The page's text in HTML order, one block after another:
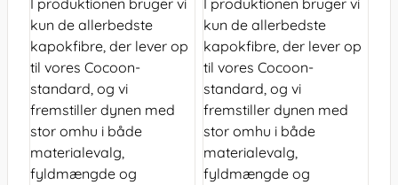
I produktionen bruger vi
kun de allerbedste
kapokfibre, der lever op
til vores Cocoon-
standard, og vi
fremstiller dynen med
stor omhu i både
materialevalg,
fyldmængde og
I produktionen bruger vi
kun de allerbedste
kapokfibre, der lever op
til vores Cocoon-
standard, og vi
fremstiller dynen med
stor omhu i både
materialevalg,
fyldmængde og